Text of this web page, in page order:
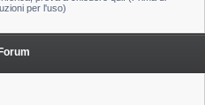
per l'uso)
Forum